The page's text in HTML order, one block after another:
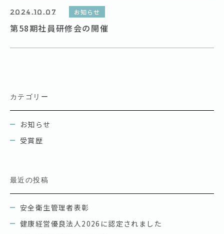
2024.10.07 お知らせ
第58期社員研修会の開催
カテゴリー
お知らせ
受賞歴
最近の投稿
安全衛生管理者表彰
健康経営優良法人2026に認定されました